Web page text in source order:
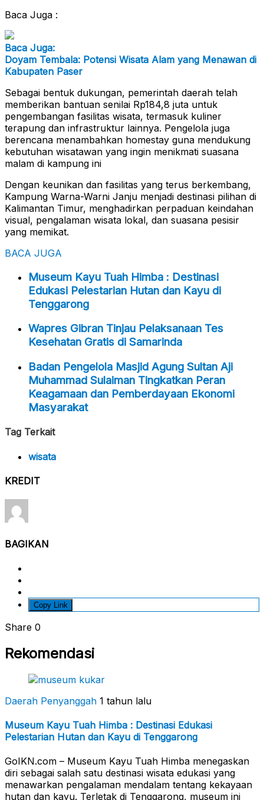
Baca Juga :
Baca Juga:
Doyam Tembala: Potensi Wisata Alam yang Menawan di
Kabupaten Paser
Sebagai bentuk dukungan, pemerintah daerah telah
memberikan bantuan senilai Rp184,8 juta untuk
pengembangan fasilitas wisata, termasuk kuliner
terapung dan infrastruktur lainnya. Pengelola juga
berencana menambahkan homestay guna mendukung
kebutuhan wisatawan yang ingin menikmati suasana
malam di kampung ini​
Dengan keunikan dan fasilitas yang terus berkembang,
Kampung Warna-Warni Janju menjadi destinasi pilihan di
Kalimantan Timur, menghadirkan perpaduan keindahan
visual, pengalaman wisata lokal, dan suasana pesisir
yang memikat.
BACA JUGA
Museum Kayu Tuah Himba : Destinasi
Edukasi Pelestarian Hutan dan Kayu di
Tenggarong
Wapres Gibran Tinjau Pelaksanaan Tes
Kesehatan Gratis di Samarinda
Badan Pengelola Masjid Agung Sultan Aji
Muhammad Sulaiman Tingkatkan Peran
Keagamaan dan Pemberdayaan Ekonomi
Masyarakat
Tag Terkait
wisata
KREDIT
BAGIKAN
Copy Link
Share 0
Rekomendasi
Daerah Penyanggah 1 tahun lalu
Museum Kayu Tuah Himba : Destinasi Edukasi
Pelestarian Hutan dan Kayu di Tenggarong
GoIKN.com – Museum Kayu Tuah Himba menegaskan
diri sebagai salah satu destinasi wisata edukasi yang
menawarkan pengalaman mendalam tentang kekayaan
hutan dan kayu. Terletak di Tenggarong, museum ini